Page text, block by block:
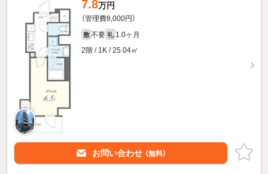
7.8万円
（管理費8,000円）
敷 不要 礼 1.0ヶ月
2階 / 1K / 25.04㎡
お問い合わせ （無料）